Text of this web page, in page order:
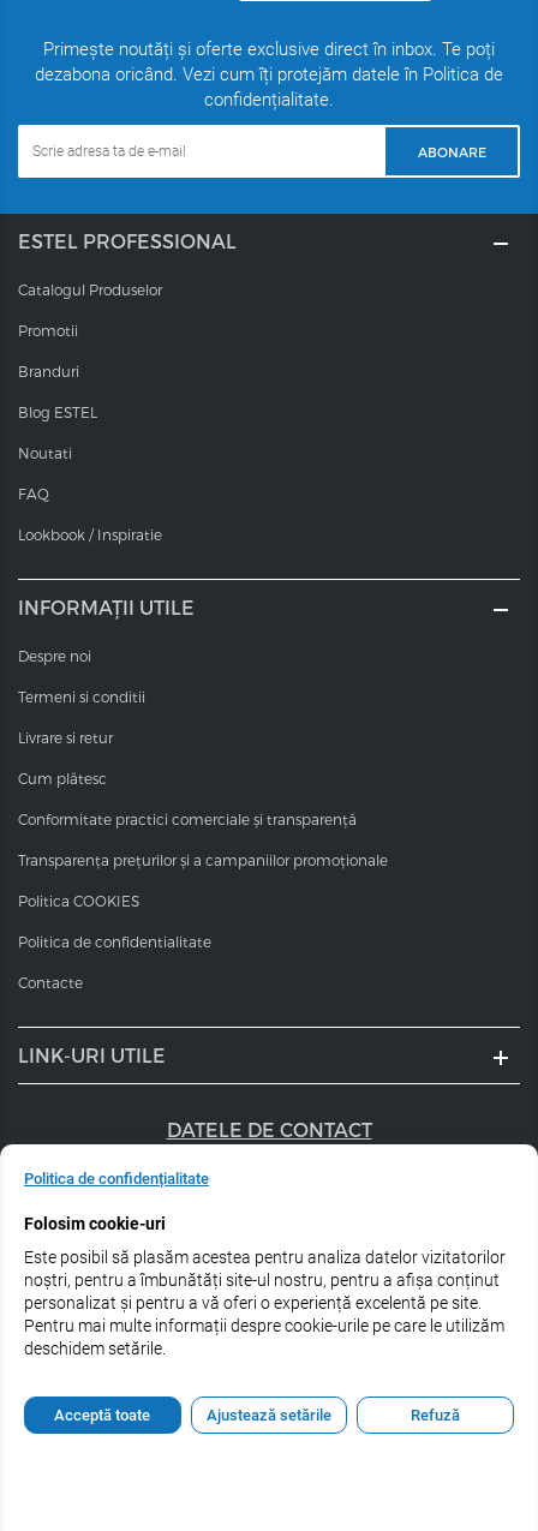
Primește noutăți și oferte exclusive direct în inbox. Te poți
dezabona oricând. Vezi cum îți protejăm datele în Politica de
confidențialitate.
ABONARE
ESTEL PROFESSIONAL
Catalogul Produselor
Promotii
Branduri
Blog ESTEL
Noutati
FAQ
Lookbook / Inspiratie
INFORMAȚII UTILE
Despre noi
Termeni si conditii
Livrare si retur
Cum plătesc
Conformitate practici comerciale și transparență
Transparența prețurilor și a campaniilor promoționale
Politica COOKIES
Politica de confidentialitate
Contacte
LINK-URI UTILE
DATELE DE CONTACT
+40 747 056 359
Urmărește-ne pe rețele de socializare:
© 2026 Estel Professional Romania
Politica de confidențialitate
Folosim cookie-uri
Este posibil să plasăm acestea pentru analiza datelor vizitatorilor
noștri, pentru a îmbunătăți site-ul nostru, pentru a afișa conținut
personalizat și pentru a vă oferi o experiență excelentă pe site.
Pentru mai multe informații despre cookie-urile pe care le utilizăm
deschidem setările.
Acceptă toate Ajustează setările Refuză